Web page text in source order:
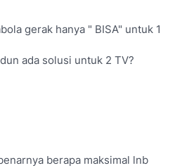
gerak hanya " BISA" untuk 1
ada solusi untuk 2 TV?
berapa maksimal lnb